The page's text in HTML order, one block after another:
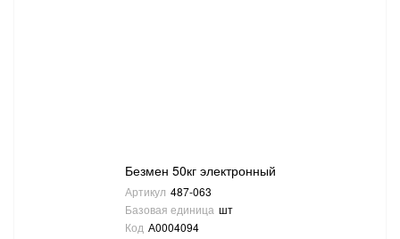
Безмен 50кг электронный
Артикул 487-063
Базовая единица шт
Код А0004094